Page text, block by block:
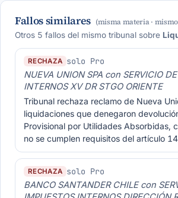
Fallos similares (misma materia ·
Otros 5 fallos del mismo tribunal sobre
RECHAZA solo Pro
NUEVA UNION SPA con SERVICIO
INTERNOS XV DR STGO ORIENTE
Tribunal rechaza reclamo de Nueva
liquidaciones que denegaron
Provisional por Utilidades Absorbidas,
no se cumplen requisitos del artículo
RECHAZA solo Pro
BANCO SANTANDER CHILE con